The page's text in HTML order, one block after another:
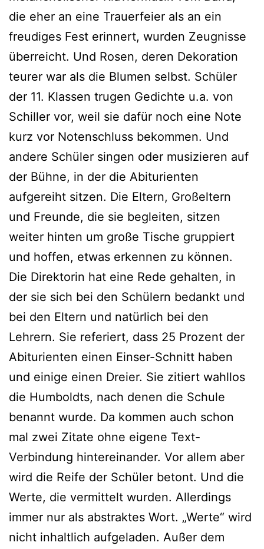
die eher an eine Trauerfeier als an ein
freudiges Fest erinnert, wurden Zeugnisse
überreicht. Und Rosen, deren Dekoration
teurer war als die Blumen selbst. Schüler
der 11. Klassen trugen Gedichte u.a. von
Schiller vor, weil sie dafür noch eine Note
kurz vor Notenschluss bekommen. Und
andere Schüler singen oder musizieren auf
der Bühne, in der die Abiturienten
aufgereiht sitzen. Die Eltern, Großeltern
und Freunde, die sie begleiten, sitzen
weiter hinten um große Tische gruppiert
und hoffen, etwas erkennen zu können.
Die Direktorin hat eine Rede gehalten, in
der sie sich bei den Schülern bedankt und
bei den Eltern und natürlich bei den
Lehrern. Sie referiert, dass 25 Prozent der
Abiturienten einen Einser-Schnitt haben
und einige einen Dreier. Sie zitiert wahllos
die Humboldts, nach denen die Schule
benannt wurde. Da kommen auch schon
mal zwei Zitate ohne eigene Text-
Verbindung hintereinander. Vor allem aber
wird die Reife der Schüler betont. Und die
Werte, die vermittelt wurden. Allerdings
immer nur als abstraktes Wort. „Werte“ wird
nicht inhaltlich aufgeladen. Außer dem